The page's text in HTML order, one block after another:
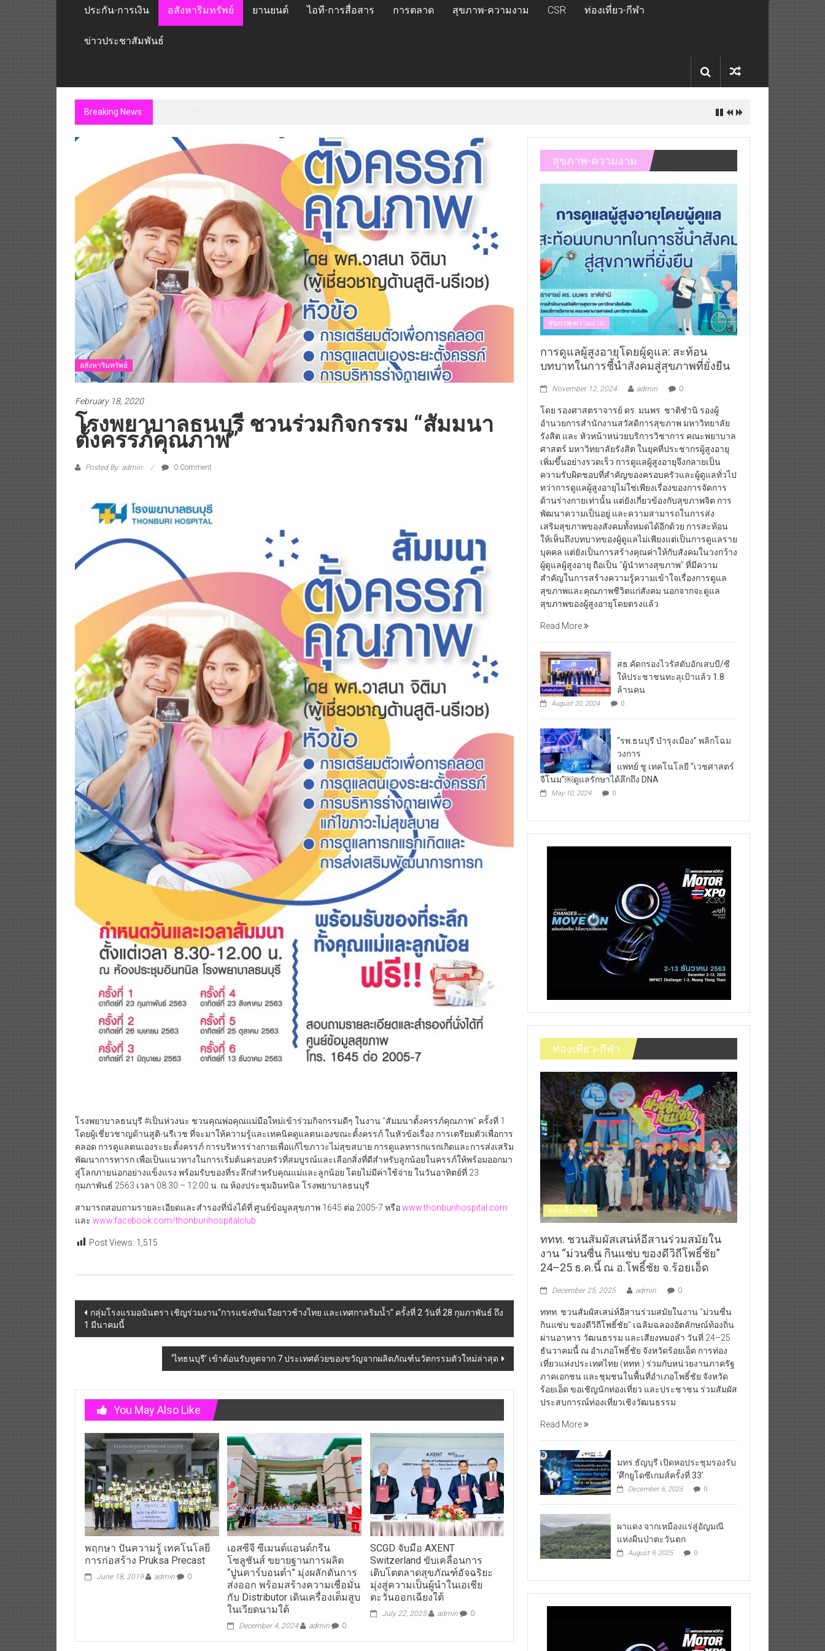
ประกัน-การเงิน อสังหาริมทรัพย์ ยานยนต์ ไอที-การสื่อสาร การตลาด สุขภาพ-ความงาม CSR ท่องเที่ยว-กีฬา
ข่าวประชาสัมพันธ์
Breaking News:
อสังหาริมทรัพย์
February 18, 2020
โรงพยาบาลธนบุรี ชวนร่วมกิจกรรม “สัมมนา
ตั้งครรภ์คุณภาพ”
Posted By: admin 0 Comment
โรงพยาบาลธนบุรี #เป็นห่วงนะ ชวนคุณพ่อคุณแม่มือใหม่เข้าร่วมกิจกรรมดีๆ ในงาน “สัมมนาตั้งครรภ์คุณภาพ” ครั้งที่ 1
โดยผู้เชี่ยวชาญด้านสูติ-นรีเวช ที่จะมาให้ความรู้และเทคนิคดูแลตนเองขณะตั้งครรภ์ ในหัวข้อเรื่อง การเตรียมตัวเพื่อการ
คลอด การดูแลตนเองระยะตั้งครรภ์ การบริหารร่างกายเพื่อแก้ไขภาวะไม่สุขสบาย การดูแลทารกแรกเกิดและการส่งเสริม
พัฒนาการทารก เพื่อเป็นแนวทางในการเริ่มต้นครอบครัวที่สมบูรณ์และเลือกสิ่งที่ดีสำหรับลูกน้อยในครรภ์ให้พร้อมออกมา
สู่โลกภายนอกอย่างแข็งแรง พร้อมรับของที่ระลึกสำหรับคุณแม่และลูกน้อย โดยไม่มีค่าใช้จ่าย ในวันอาทิตย์ที่ 23
กุมภาพันธ์ 2563 เวลา 08.30 – 12.00 น. ณ ห้องประชุมอินทนิล โรงพยาบาลธนบุรี
สามารถสอบถามรายละเอียดและสำรองที่นั่งได้ที่ ศูนย์ข้อมูลสุขภาพ 1645 ต่อ 2005-7 หรือwww.thonburihospital.com
และ www.facebook.com/thonburihospitalclub
Post Views: 1,515
Post
navigation
กลุ่มโรงแรมอนันตรา เชิญร่วมงาน“การแข่งขันเรือยาวช้างไทย และเทศกาลริมน้ำ” ครั้งที่ 2 วันที่ 28 กุมภาพันธ์ ถึง
1 มีนาคมนี้
‘ไทธนบุรี’ เข้าต้อนรับทูตจาก 7 ประเทศด้วยของขวัญจากผลิตภัณฑ์นวัตกรรมตัวใหม่ล่าสุด
You May Also Like
พฤกษา ปันความรู้ เทคโนโลยี
การก่อสร้าง Pruksa Precast
June 18, 2019 admin 0
เอสซีจี ซีเมนต์แอนด์กรีน
โซลูชันส์ ขยายฐานการผลิต
“ปูนคาร์บอนต่ำ” มุ่งผลักดันการ
ส่งออก พร้อมสร้างความเชื่อมั่น
กับ Distributor เดินเครื่องเต็มสูบ
ในเวียดนามใต้
December 4, 2024 admin 0
SCGD จับมือ AXENT
Switzerland ขับเคลื่อนการ
เติบโตตลาดสุขภัณฑ์อัจฉริยะ
มุ่งสู่ความเป็นผู้นำในเอเชีย
ตะวันออกเฉียงใต้
July 22, 2025 admin 0
สุขภาพ-ความงาม
สุขภาพ-ความงาม
การดูแลผู้สูงอายุโดยผู้ดูแล: สะท้อน
บทบาทในการชี้นำสังคมสู่สุขภาพที่ยั่งยืน
November 12, 2024 admin 0
โดย รองศาสตราจารย์ ดร. มนพร ชาติชำนิ รองผู้
อำนวยการสำนักงานสวัสดิการสุขภาพ มหาวิทยาลัย
รังสิต และ หัวหน้าหน่วยบริการวิชาการ คณะพยาบาล
ศาสตร์ มหาวิทยาลัยรังสิต ในยุคที่ประชากรผู้สูงอายุ
เพิ่มขึ้นอย่างรวดเร็ว การดูแลผู้สูงอายุจึงกลายเป็น
ความรับผิดชอบที่สำคัญของครอบครัวและผู้ดูแลทั่วไป
ทว่าการดูแลผู้สูงอายุไม่ใช่เพียงเรื่องของการจัดการ
ด้านร่างกายเท่านั้น แต่ยังเกี่ยวข้องกับสุขภาพจิต การ
พัฒนาความเป็นอยู่ และความสามารถในการส่ง
เสริมสุขภาพของสังคมทั้งหมดได้อีกด้วย การสะท้อน
ให้เห็นถึงบทบาทของผู้ดูแลไม่เพียงแต่เป็นการดูแลราย
บุคคล แต่ยังเป็นการสร้างคุณค่าให้กับสังคมในวงกว้าง
ผู้ดูแลผู้สูงอายุ ถือเป็น “ผู้นำทางสุขภาพ” ที่มีความ
สำคัญในการสร้างความรู้ความเข้าใจเรื่องการดูแล
สุขภาพและคุณภาพชีวิตแก่สังคม นอกจากจะดูแล
สุขภาพของผู้สูงอายุโดยตรงแล้ว
Read More
สธ.คัดกรองไวรัสตับอักเสบบี/ซี
ให้ประชาชนทะลุเป้าแล้ว 1.8
ล้านคน
August 20, 2024 0
“รพ.ธนบุรี บำรุงเมือง” พลิกโฉม
วงการ
แพทย์ ชู เทคโนโลยี “เวชศาสตร์
จีโนม”￼ดูแลรักษาได้ลึกถึง DNA
May 10, 2024 0
ท่องเที่ยว-กีฬา
ท่องเที่ยว-กีฬา
ททท. ชวนสัมผัสเสน่ห์อีสานร่วมสมัยใน
งาน “ม่วนซื่น กินแซ่บ ของดีวิถีโพธิ์ชัย”
24–25 ธ.ค.นี้ ณ อ.โพธิ์ชัย จ.ร้อยเอ็ด
December 25, 2025 admin 0
ททท. ชวนสัมผัสเสน่ห์อีสานร่วมสมัยในงาน “ม่วนซื่น
กินแซ่บ ของดีวิถีโพธิ์ชัย” เฉลิมฉลองอัตลักษณ์ท้องถิ่น
ผ่านอาหาร วัฒนธรรม และเสียงหมอลำ วันที่ 24–25
ธันวาคมนี้ ณ อำเภอโพธิ์ชัย จังหวัดร้อยเอ็ด การท่อง
เที่ยวแห่งประเทศไทย (ททท.) ร่วมกับหน่วยงานภาครัฐ
ภาคเอกชน และชุมชนในพื้นที่อำเภอโพธิ์ชัย จังหวัด
ร้อยเอ็ด ขอเชิญนักท่องเที่ยว และประชาชน ร่วมสัมผัส
ประสบการณ์ท่องเที่ยวเชิงวัฒนธรรม
Read More
มทร.ธัญบุรี เปิดหอประชุมรองรับ
‘ศึกยูโดซีเกมส์ครั้งที่ 33’
December 6, 2025 0
ผาแดง จากเหมืองแร่สู่อัญมณี
แห่งผืนป่าตะวันตก
August 9, 2025 0